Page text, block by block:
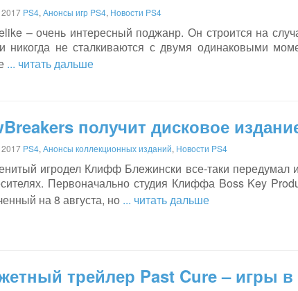
PS4, Анонсы игр PS4, Новости PS4
– очень интересный поджанр. Он строится на
никогда не сталкиваются с двумя одинаковыми
... читать дальше
получит дисковое
PS4, Анонсы коллекционных изданий, Новости PS4
игродел Клифф Блежински все-таки передумал
Первоначально студия Клиффа Boss Key
на 8 августа, но ... читать дальше
трейлер Past Cure – игры